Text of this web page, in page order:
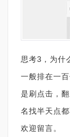
思考3，为什
一般排在一
是刷点击，
名找半天点
欢迎留言。